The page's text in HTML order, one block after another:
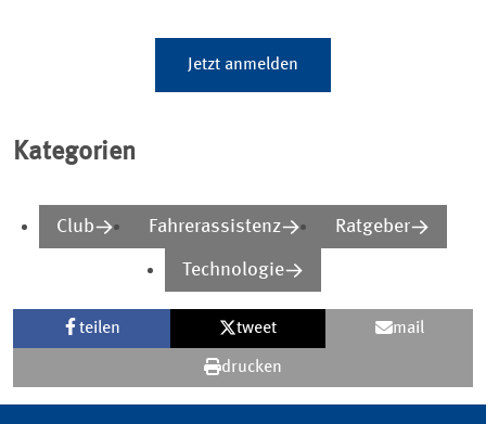
Jetzt anmelden
Kategorien
Club Fahrerassistenz Ratgeber
Technologie
teilen tweet mail
drucken